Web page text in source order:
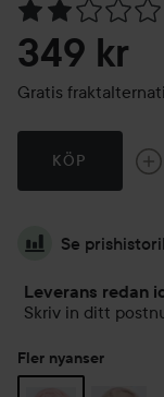
Hoppa till Betyg &
349 kr
Gratis
KÖP
Se
Leverans redan
Skriv in ditt
Fler nyanser